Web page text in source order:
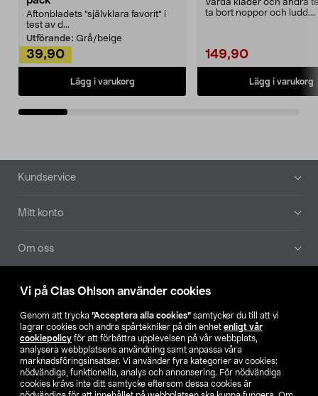
Vi på Clas Ohlson använder cookies
Genom att trycka ”Acceptera alla cookies” samtycker du till att vi
lagrar cookies och andra spårtekniker på din enhet enligt vår
cookiepolicy för att förbättra upplevelsen på vår webbplats,
analysera webbplatsens användning samt anpassa våra
marknadsföringsinsatser. Vi använder fyra kategorier av cookies:
nödvändiga, funktionella, analys och annonsering. För nödvändiga
cookies krävs inte ditt samtycke eftersom dessa cookies är
Aftonbladets "självklara favorit” i
test av d...
Utförande: Grå/beige
39,90
Lägg i varukorg
Vårda kläder och andra
ta bort noppor och ludd.
149,90
Lägg i varukorg
Sidfot
Kundservice
Mitt konto
Om oss
Aktuellt
Våra bolag
Hitta butik
SE NO FI